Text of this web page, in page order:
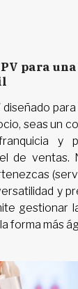
para
diseñado
seas un
y
de ventas.
y
gestionar
forma más